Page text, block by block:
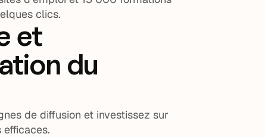
clics.
et
du
de diffusion et investissez sur